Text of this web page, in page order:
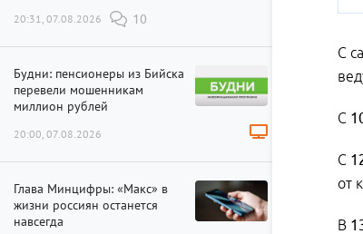
20:31, 07.08.2026 10
Будни: пенсионеры из Бийска
перевели мошенникам
миллион рублей
20:00, 07.08.2026
Глава Минцифры: «Макс» в
жизни россиян останется
навсегда
С
С
С
от
В